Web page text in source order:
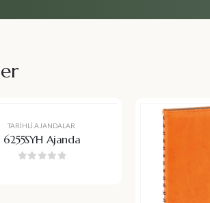
TARIHLI AJANDALAR
6255SYH Ajanda